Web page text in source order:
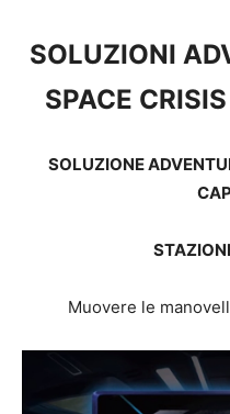
SOLUZIONI
SPACE
SOLUZIONE
Muovere le